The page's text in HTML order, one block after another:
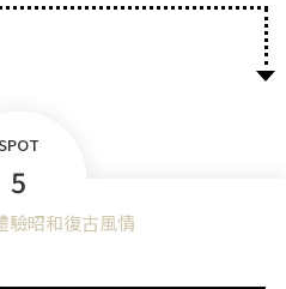
5
驗昭和復古風情